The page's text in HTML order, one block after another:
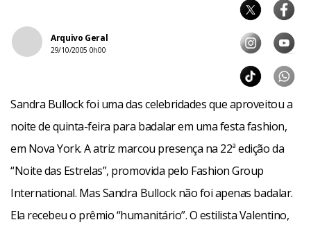
Arquivo Geral
29/10/2005 0h00
Sandra Bullock foi uma das celebridades que aproveitou a
noite de quinta-feira para badalar em uma festa fashion,
em Nova York. A atriz marcou presença na 22ª edição da
“Noite das Estrelas”, promovida pelo Fashion Group
International. Mas Sandra Bullock não foi apenas badalar.
Ela recebeu o prêmio “humanitário”. O estilista Valentino,